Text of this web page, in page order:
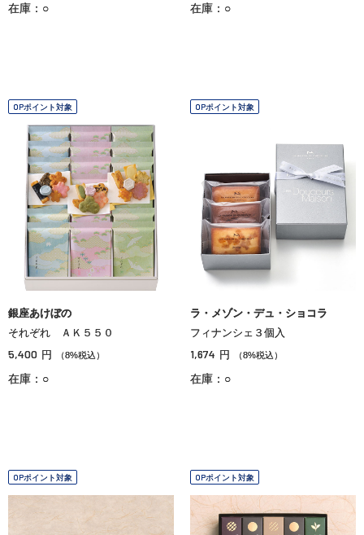
在庫：○ 在庫：○
OPポイント対象
銀座あけぼの
それぞれ ＡＫ５５０
5,400 円 （8%税込）
在庫：○
OPポイント対象
ラ・メゾン・デュ・ショコラ
フィナンシェ３個入
1,674 円 （8%税込）
在庫：○
OPポイント対象 OPポイント対象